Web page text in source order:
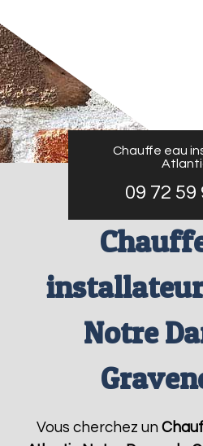
Chauffe eau
09 72 59
Notre
Vous cherchez un